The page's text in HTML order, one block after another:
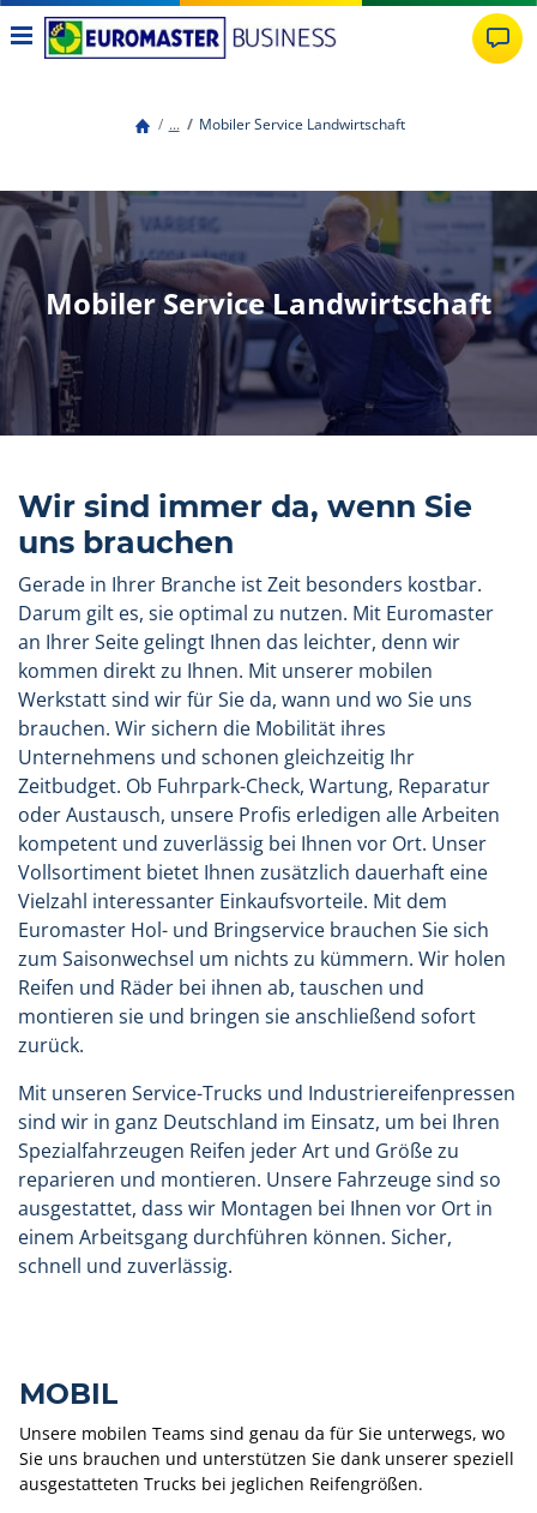
... Mobiler Service Landwirtschaft
Mobiler Service Landwirtschaft
Wir sind immer da, wenn Sie
uns brauchen
Gerade in Ihrer Branche ist Zeit besonders kostbar.
Darum gilt es, sie optimal zu nutzen. Mit Euromaster
an Ihrer Seite gelingt Ihnen das leichter, denn wir
kommen direkt zu Ihnen. Mit unserer mobilen
Werkstatt sind wir für Sie da, wann und wo Sie uns
brauchen. Wir sichern die Mobilität ihres
Unternehmens und schonen gleichzeitig Ihr
Zeitbudget. Ob Fuhrpark-Check, Wartung, Reparatur
oder Austausch, unsere Profis erledigen alle Arbeiten
kompetent und zuverlässig bei Ihnen vor Ort. Unser
Vollsortiment bietet Ihnen zusätzlich dauerhaft eine
Vielzahl interessanter Einkaufsvorteile. Mit dem
Euromaster Hol- und Bringservice brauchen Sie sich
zum Saisonwechsel um nichts zu kümmern. Wir holen
Reifen und Räder bei ihnen ab, tauschen und
montieren sie und bringen sie anschließend sofort
zurück.
Mit unseren Service-Trucks und Industriereifenpressen
sind wir in ganz Deutschland im Einsatz, um bei Ihren
Spezialfahrzeugen Reifen jeder Art und Größe zu
reparieren und montieren. Unsere Fahrzeuge sind so
ausgestattet, dass wir Montagen bei Ihnen vor Ort in
einem Arbeitsgang durchführen können. Sicher,
schnell und zuverlässig.
MOBIL
Unsere mobilen Teams sind genau da für Sie unterwegs, wo
Sie uns brauchen und unterstützen Sie dank unserer speziell
ausgestatteten Trucks bei jeglichen Reifengrößen.